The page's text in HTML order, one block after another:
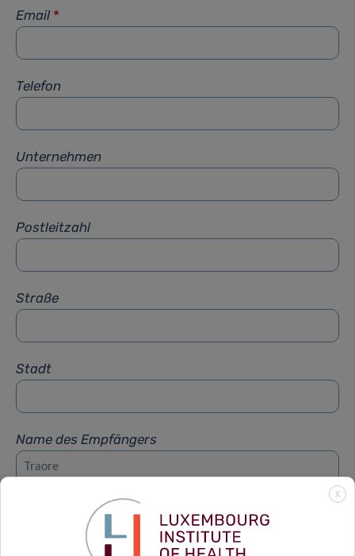
Email *
Telefon
Unternehmen
Postleitzahl
Straße
Stadt
Name des Empfängers
Vorname des Empfängers
X